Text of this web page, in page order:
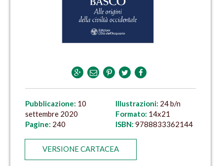
Pubblicazione: 10
settembre 2020
Pagine: 240
Illustrazioni: 24 b/n
Formato: 14x21
ISBN: 9788833362144
VERSIONE CARTACEA